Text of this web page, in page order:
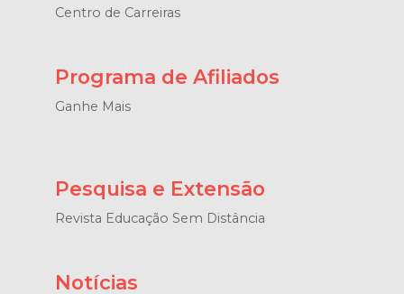
Centro de Carreiras
Programa de Afiliados
Ganhe Mais
Pesquisa e Extensão
Revista Educação Sem Distância
Notícias